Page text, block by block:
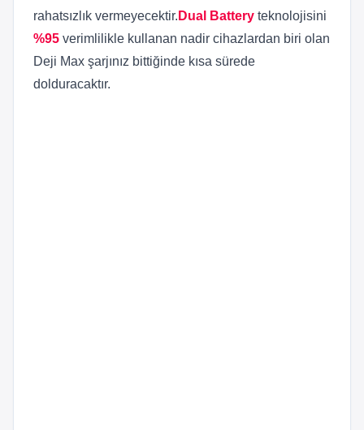
rahatsızlık vermeyecektir. Dual Battery teknolojisini
%95 verimlilikle kullanan nadir cihazlardan biri olan
Deji Max şarjınız bittiğinde kısa sürede
dolduracaktır.